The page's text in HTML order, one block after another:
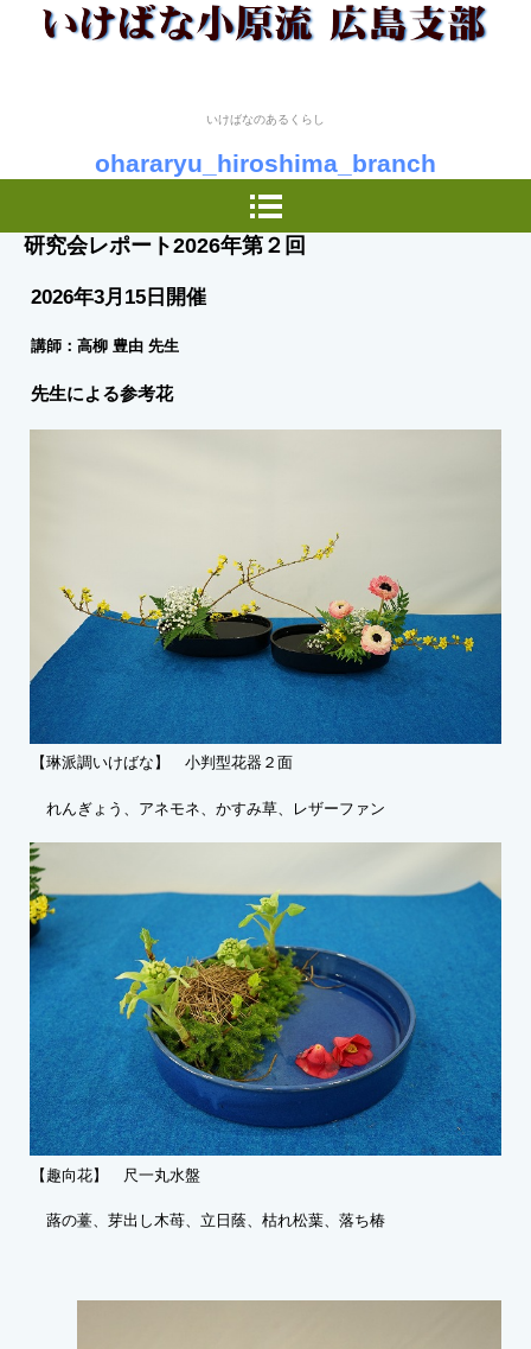
いけばなのあるくらし
ohararyu_hiroshima_branch
研究会レポート2026年第２回
2026年3月15日開催
講師：高柳 豊由 先生
先生による参考花
【琳派調いけばな】 小判型花器２面
れんぎょう、アネモネ、かすみ草、レザーファン
【趣向花】 尺一丸水盤
蕗の薹、芽出し木苺、立日蔭、枯れ松葉、落ち椿